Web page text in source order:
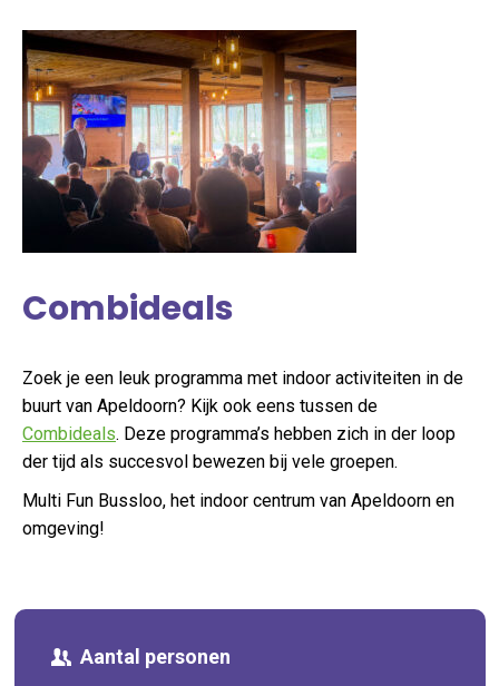
Combideals
Zoek je een leuk programma met indoor activiteiten in de
buurt van Apeldoorn? Kijk ook eens tussen de
Combideals. Deze programma’s hebben zich in der loop
der tijd als succesvol bewezen bij vele groepen.
Multi Fun Bussloo, het indoor centrum van Apeldoorn en
omgeving!
Aantal personen